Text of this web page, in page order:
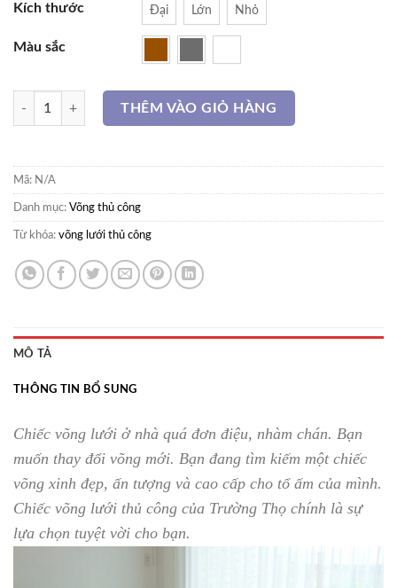
Kích thước Đại Lớn Nhỏ
Màu sắc
VÕNG LƯỚI THỦ CÔNG số lượng
THÊM VÀO GIỎ HÀNG
Mã: N/A
Danh mục: Võng thủ công
Từ khóa: võng lưới thủ công
MÔ TẢ
THÔNG TIN BỔ SUNG
Chiếc võng lưới ở nhà quá đơn điệu, nhàm chán. Bạn
muốn thay đổi võng mới. Bạn đang tìm kiếm một chiếc
võng xinh đẹp, ấn tượng và cao cấp cho tổ ấm của mình.
Chiếc võng lưới thủ công của Trường Thọ chính là sự
lựa chọn tuyệt vời cho bạn.